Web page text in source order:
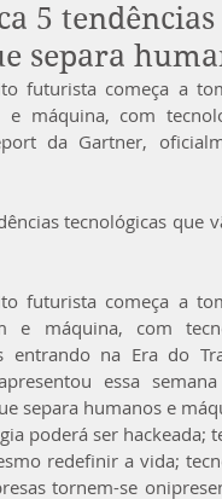
5
separa
futurista começa a
e máquina, com
da Gartner,
tecnológicas
futurista começa a
e máquina, com
entrando na Era do
essa
separa humanos e
poderá ser hackeada;
redefinir a vida;
tornem-se